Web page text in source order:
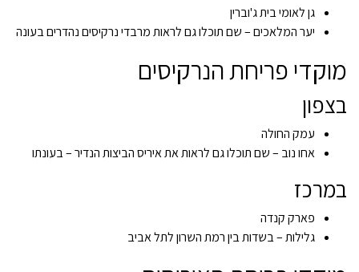
גן לאומי בית ג'וברין
יער המלאכים – שם תוכלו גם לראות מרבדי נרקיסים נהדרים בעונה
מוקדי פריחת הנרקיסים
בצפון
עמק החולה
אחו נוב – שם תוכלו גם לראות את איריס הביצות הנדיר – בעונתו
במרכז
פארק קנדה
גלילות – בשדות בין רמת השרון לתל אביב